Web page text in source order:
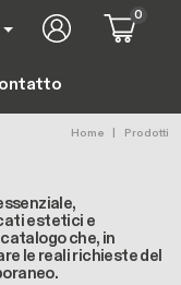
User account
0
Home Prodotti
estetici e
che, in
le reali richieste del